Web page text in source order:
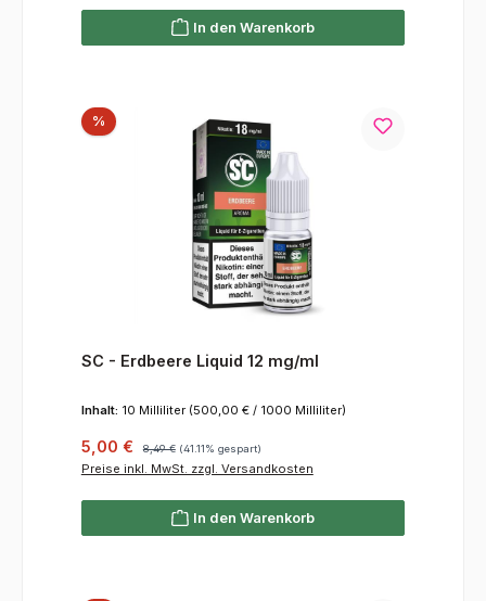
In den Warenkorb
%Rabatt
SC - Erdbeere Liquid 12 mg/ml
Inhalt: 10 Milliliter (500,00 € / 1000 Milliliter)
Verkaufspreis:
5,00 € Regulärer Preis:
8,49 € (41.11% gespart)
Preise inkl. MwSt. zzgl. Versandkosten
In den Warenkorb